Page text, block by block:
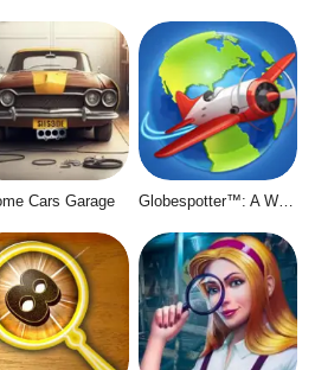
Cars Garage Globespotter™: A World of Difference™